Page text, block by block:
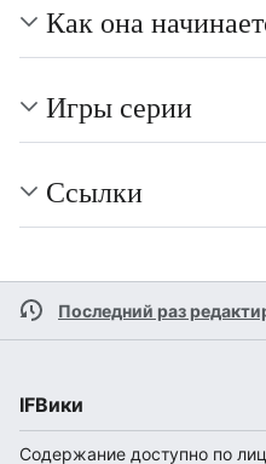
Как она
Игры серии
Ссылки
Последний раз
IFВики
Содержание доступно по